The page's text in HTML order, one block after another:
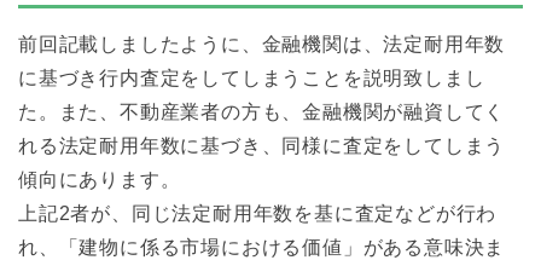
前回記載しましたように、金融機関は、法定耐用年数
に基づき行内査定をしてしまうことを説明致しまし
た。また、不動産業者の方も、金融機関が融資してく
れる法定耐用年数に基づき、同様に査定をしてしまう
傾向にあります。
上記2者が、同じ法定耐用年数を基に査定などが行わ
れ、「建物に係る市場における価値」がある意味決ま